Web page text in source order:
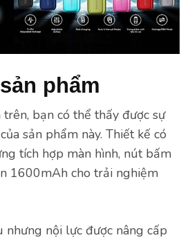
phẩm
bạn có thể thấy được sự
sản phẩm này. Thiết kế có
tích hợp màn hình, nút bấm
1600mAh cho trải nghiệm
nhưng nội lực được nâng cấp